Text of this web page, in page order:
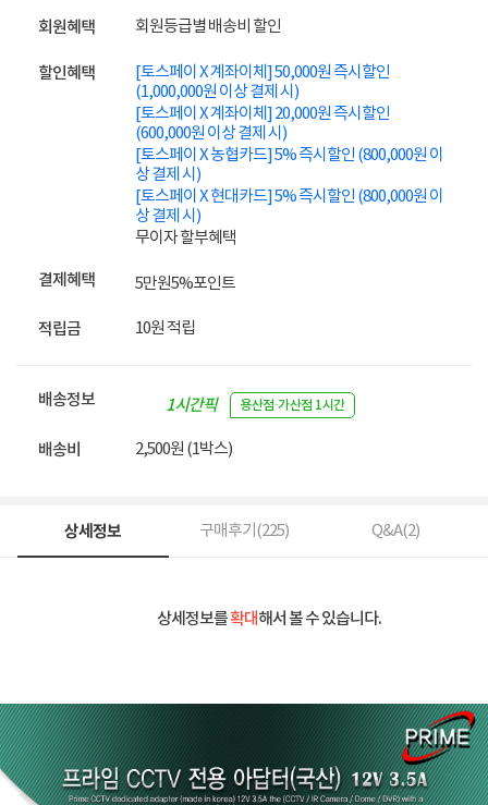
회원혜택 회원등급별 배송비 할인
할인혜택
[토스페이 X 계좌이체] 50,000원 즉시할인
(1,000,000원 이상 결제 시)
[토스페이 X 계좌이체] 20,000원 즉시할인
(600,000원 이상 결제 시)
[토스페이 X 농협카드] 5% 즉시할인 (800,000원 이
상 결제 시)
[토스페이 X 현대카드] 5% 즉시할인 (800,000원 이
상 결제 시)
무이자 할부혜택
결제혜택 5만원5%포인트
적립금 10원 적립
배송정보
1시간픽
용산점·가산점 1시간
배송비 2,500원 (1박스)
상세정보 구매후기(225) Q&A(2)
상세정보를확대해서 볼 수 있습니다.